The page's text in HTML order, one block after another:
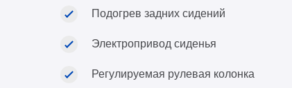
Подогрев задних сидений
Электропривод сиденья
Регулируемая рулевая колонка